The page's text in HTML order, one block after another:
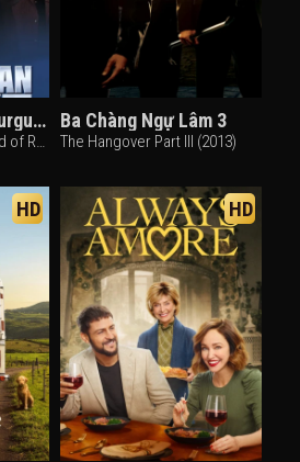
Huyền Thoại Ron Burgundy
Anchorman: The Legend of Ron Burgundy (2004)
Ba Chàng Ngự Lâm 3
The Hangover Part III (2013)
HD HD